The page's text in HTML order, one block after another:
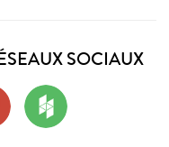
SOCIAUX